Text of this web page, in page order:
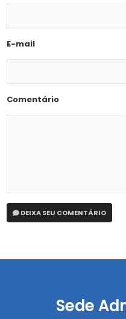
E-mail
Comentário
DEIXA SEU COMENTÁRIO
Sede